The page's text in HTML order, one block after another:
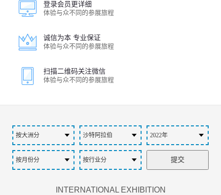
登录会员更详细
体验与众不同的参展旅程
诚信为本 专业保证
体验与众不同的参展旅程
扫描二维码关注微信
体验与众不同的参展旅程
INTERNATIONAL EXHIBITION